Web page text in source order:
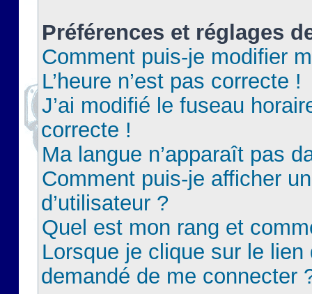
Préférences et réglages
Comment puis-je modifier
L’heure n’est pas correcte !
J’ai modifié le fuseau
correcte !
Ma langue n’apparaît pas
Comment puis-je afficher
d’utilisateur ?
Quel est mon rang et
Lorsque je clique sur le lien
demandé de me connecter